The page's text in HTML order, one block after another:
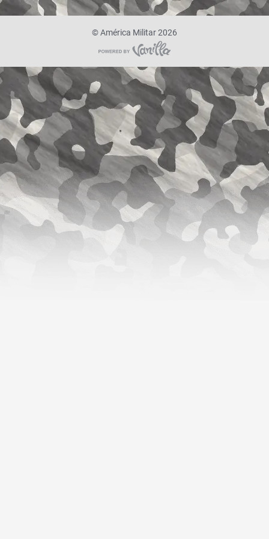
©América Militar 2026